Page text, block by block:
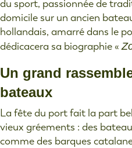
du sport, passionnée de
domicile sur un ancien
hollandais, amarré dans le
dédicacera sa biographie «
Un grand
bateaux
La fête du port fait la part
vieux gréements : des
comme des barques